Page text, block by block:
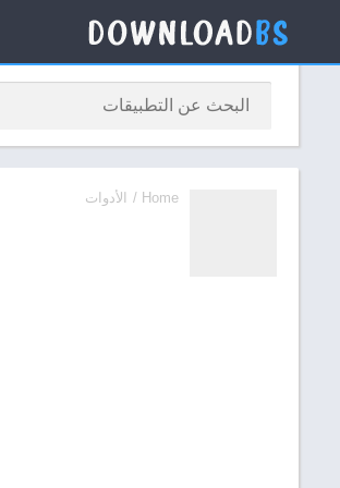
Home
/ الأدوات